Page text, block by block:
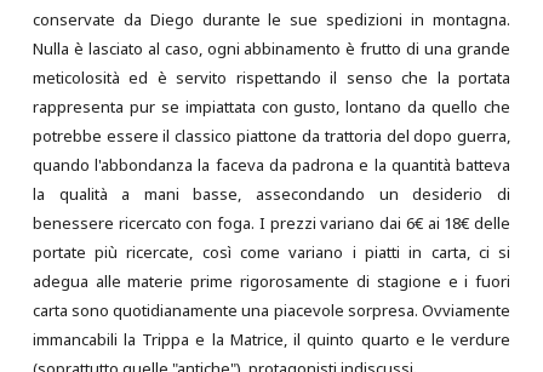
conservate da Diego durante le sue spedizioni in montagna.
Nulla è lasciato al caso, ogni abbinamento è frutto di una grande
meticolosità ed è servito rispettando il senso che la portata
rappresenta pur se impiattata con gusto, lontano da quello che
potrebbe essere il classico piattone da trattoria del dopo guerra,
quando l'abbondanza la faceva da padrona e la quantità batteva
la qualità a mani basse, assecondando un desiderio di
benessere ricercato con foga. I prezzi variano dai 6€ ai 18€ delle
portate più ricercate, così come variano i piatti in carta, ci si
adegua alle materie prime rigorosamente di stagione e i fuori
carta sono quotidianamente una piacevole sorpresa. Ovviamente
immancabili la Trippa e la Matrice, il quinto quarto e le verdure